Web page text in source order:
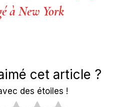
à New York
cet article ?
des étoiles !